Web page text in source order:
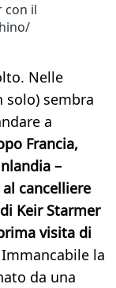
con il
Nelle
solo) sembra
a
Francia,
–
cancelliere
Keir Starmer
visita di
la
da una